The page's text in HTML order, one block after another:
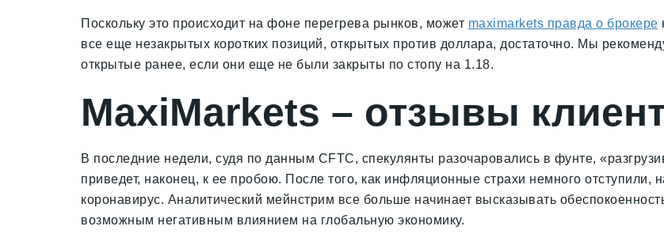
Поскольку это происходит на фоне перегрева рынков, может maximarkets правда о брокере
все еще незакрытых коротких позиций, открытых против доллара, достаточно. Мы
открытые ранее, если они еще не были закрыты по стопу на 1.18.
MaxiMarkets – отзывы
В последние недели, судя по данным CFTC, спекулянты разочаровались в фунте,
приведет, наконец, к ее пробою. После того, как инфляционные страхи немного
коронавирус. Аналитический мейнстрим все больше начинает высказывать
возможным негативным влиянием на глобальную экономику.